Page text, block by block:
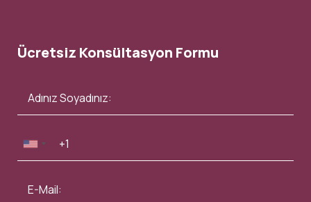
Ücretsiz Konsültasyon Formu